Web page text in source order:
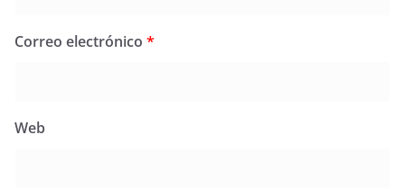
Correo electrónico *
Web